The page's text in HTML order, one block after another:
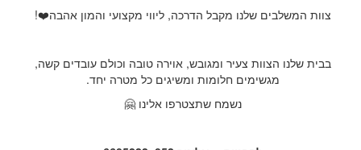
צוות המשלבים שלנו מקבל הדרכה, ליווי מקצועי והמון אהבה❤️!
בבית שלנו הצוות צעיר ומגובש, אוירה טובה וכולם עובדים קשה,
מגשימים חלומות ומשיגים כל מטרה יחד.
נשמח שתצטרפו אלינו 🤗